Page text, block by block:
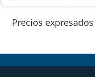
Precios